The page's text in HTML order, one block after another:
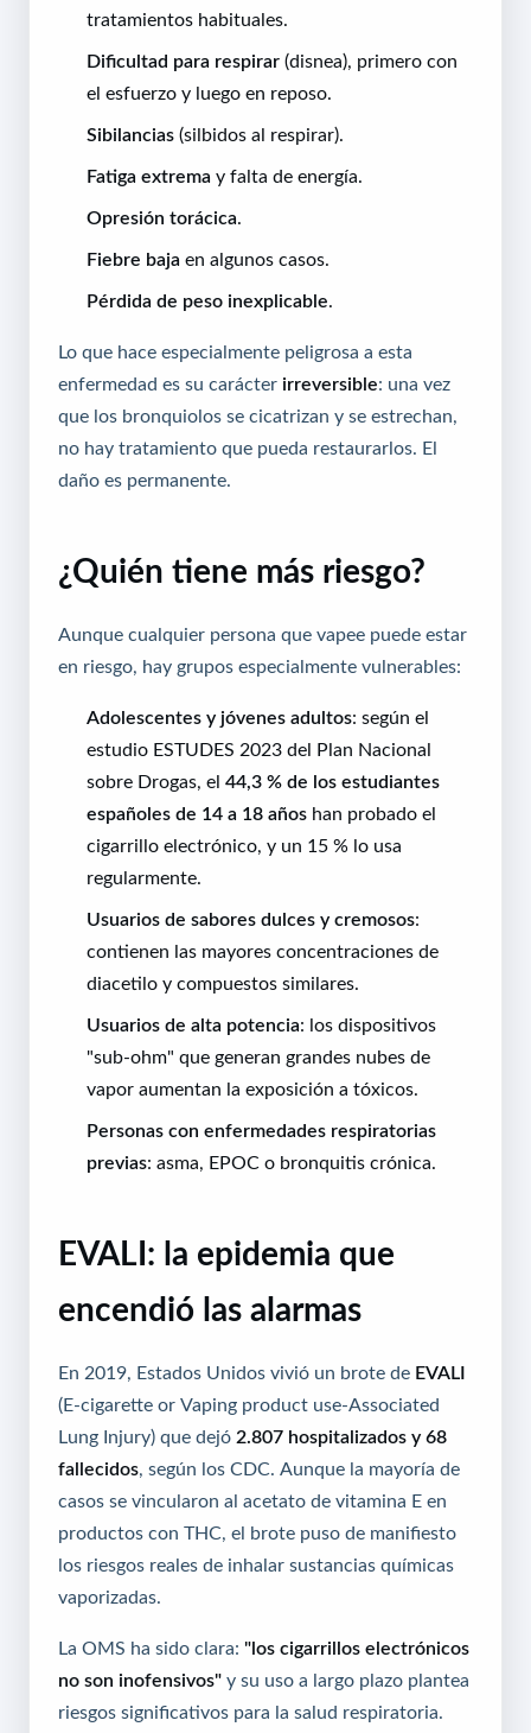
tratamientos habituales.
Dificultad para respirar (disnea), primero con
el esfuerzo y luego en reposo.
Sibilancias (silbidos al respirar).
Fatiga extrema y falta de energía.
Opresión torácica
Fiebre baja en algunos casos.
Pérdida de peso inexplicable
Lo que hace especialmente peligrosa a esta
enfermedad es su carácter irreversible: una vez
que los bronquiolos se cicatrizan y se estrechan,
no hay tratamiento que pueda restaurarlos. El
daño es permanente.
¿Quién tiene más riesgo?
Aunque cualquier persona que vapee puede estar
en riesgo, hay grupos especialmente vulnerables:
Adolescentes y jóvenes adultos: según el
estudio ESTUDES 2023 del Plan Nacional
sobre Drogas, el 44,3 % de los estudiantes
españoles de 14 a 18 años han probado el
cigarrillo electrónico, y un 15 % lo usa
regularmente.
Usuarios de sabores dulces y cremosos:
contienen las mayores concentraciones de
diacetilo y compuestos similares.
Usuarios de alta potencia: los dispositivos
"sub-ohm" que generan grandes nubes de
vapor aumentan la exposición a tóxicos.
Personas con enfermedades respiratorias
previas: asma, EPOC o bronquitis crónica.
EVALI: la epidemia que
encendió las alarmas
En 2019, Estados Unidos vivió un brote de EVALI
(E-cigarette or Vaping product use-Associated
Lung Injury) que dejó 2.807 hospitalizados y 68
fallecidos , según los CDC. Aunque la mayoría de
casos se vincularon al acetato de vitamina E en
productos con THC, el brote puso de manifiesto
los riesgos reales de inhalar sustancias químicas
vaporizadas.
La OMS ha sido clara: "los cigarrillos electrónicos
no son inofensivos" y su uso a largo plazo plantea
riesgos significativos para la salud respiratoria.